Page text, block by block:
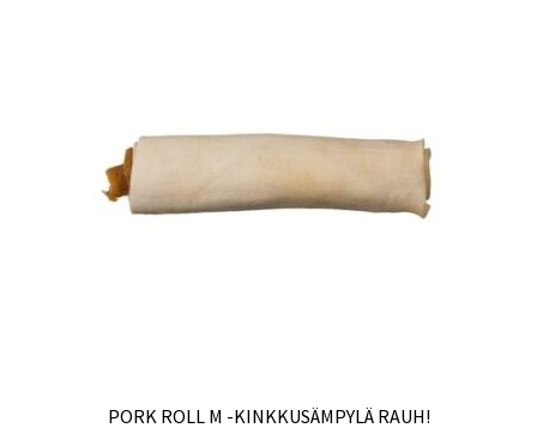
PORK ROLL M -KINKKUSÄMPYLÄ RAUH!